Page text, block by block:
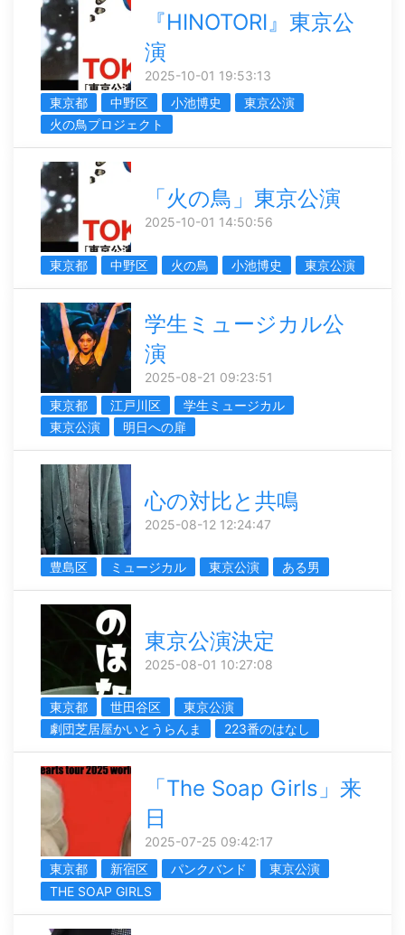
『HINOTORI』東京公
演
2025-10-01 19:53:13
東京都
中野区 小池博史
東京公演
火の鳥プロジェクト
「火の鳥」東京公演
2025-10-01 14:50:56
東京都 中野区 火の鳥 小池博史 東京公演
学生ミュージカル公
演
2025-08-21 09:23:51
東京都
江戸川区
学生ミュージカル
東京公演
明日への扉
心の対比と共鳴
2025-08-12 12:24:47
豊島区 ミュージカル 東京公演 ある男
東京公演決定
2025-08-01 10:27:08
東京都 世田谷区
東京公演
劇団芝居屋かいとうらんま
223番のはなし
「The Soap Girls」来
日
2025-07-25 09:42:17
東京都
新宿区 パンクバンド
東京公演
THE SOAP GIRLS